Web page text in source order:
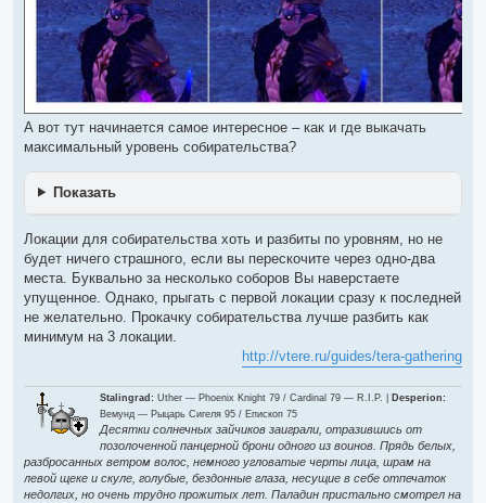
А вот тут начинается самое интересное – как и где выкачать
максимальный уровень собирательства?
Показать
Локации для собирательства хоть и разбиты по уровням, но не
будет ничего страшного, если вы перескочите через одно-два
места. Буквально за несколько соборов Вы наверстаете
упущенное. Однако, прыгать с первой локации сразу к последней
не желательно. Прокачку собирательства лучше разбить как
минимум на 3 локации.
http://vtere.ru/guides/tera-gathering
Stalingrad: Uther — Phoenix Knight 79 / Cardinal 79 — R.I.P. |
Desperion:
Вемунд — Рыцарь Сигеля 95 / Епископ 75
Десятки солнечных зайчиков заиграли, отразившись от
позолоченной панцерной брони одного из воинов. Прядь белых,
разбросанных ветром волос, немного угловатые черты лица, шрам на
левой щеке и скуле, голубые, бездонные глаза, несущие в себе отпечаток
недолгих, но очень трудно прожитых лет. Паладин пристально смотрел на